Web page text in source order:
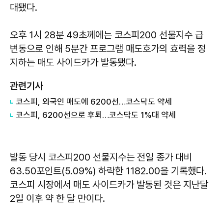
대됐다.
오후 1시 28분 49초께에는 코스피200 선물지수 급
변동으로 인해 5분간 프로그램 매도호가의 효력을 정
지하는 매도 사이드카가 발동됐다.
관련기사
코스피, 외국인 매도에 6200선…코스닥도 약세
코스피, 6200선으로 후퇴…코스닥도 1%대 약세
발동 당시 코스피200 선물지수는 전일 종가 대비
63.50포인트(5.09%) 하락한 1182.00을 기록했다.
코스피 시장에서 매도 사이드카가 발동된 것은 지난달
2일 이후 약 한 달 만이다.